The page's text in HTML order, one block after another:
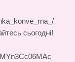
сьогодні!